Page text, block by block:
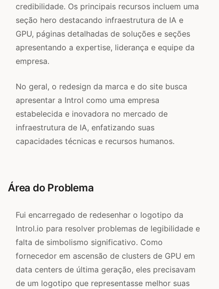
credibilidade. Os principais recursos incluem uma
seção hero destacando infraestrutura de IA e
GPU, páginas detalhadas de soluções e seções
apresentando a expertise, liderança e equipe da
empresa.
No geral, o redesign da marca e do site busca
apresentar a Introl como uma empresa
estabelecida e inovadora no mercado de
infraestrutura de IA, enfatizando suas
capacidades técnicas e recursos humanos.
Área do Problema
Fui encarregado de redesenhar o logotipo da
Introl.io para resolver problemas de legibilidade e
falta de simbolismo significativo. Como
fornecedor em ascensão de clusters de GPU em
data centers de última geração, eles precisavam
de um logotipo que representasse melhor suas